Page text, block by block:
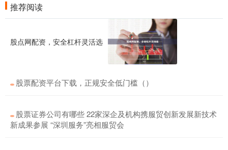
推荐阅读
股点网配资，安全杠杆灵活选
股票配资平台下载，正规安全低门槛（）
股票证券公司有哪些 22家深企及机构携服贸创新发展新技术
新成果参展 “深圳服务”亮相服贸会